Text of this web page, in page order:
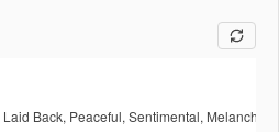
Laid Back, Peaceful, Sentimental, Melancholic